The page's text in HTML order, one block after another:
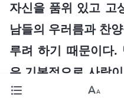
자신을 품위 있고 고
남들의 우러름과 찬
루려 하기 때문이다.
은 기본적으로 사람
면에서 일종의 행위